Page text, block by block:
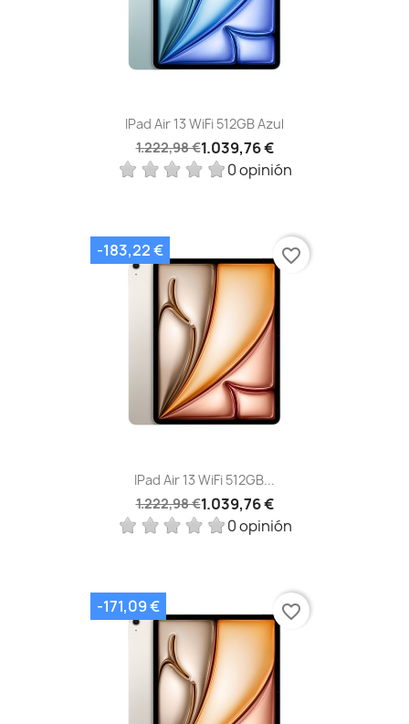
IPad Air 13 WiFi 512GB Azul
1.222,98 €1.039,76 €
0 opinión
IPad Air 13 WiFi 512GB...
1.222,98 €1.039,76 €
0 opinión
-183,22 € favorite_border
-171,09 € favorite_border